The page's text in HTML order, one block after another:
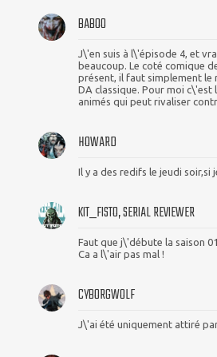
BABOO
J\'en suis à l\'épisode 4, et
beaucoup. Le coté comique
présent, il faut simplement le
DA classique. Pour moi c\'est
animés qui peut rivaliser
HOWARD
Il y a des redifs le jeudi soir,si
KIT_FISTO, SERIAL REVIEWER
Faut que j\'débute la saison
Ca a l\'air pas mal !
CYBORGWOLF
J\'ai été uniquement attiré